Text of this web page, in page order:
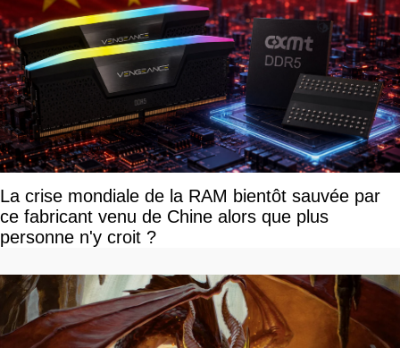
La crise mondiale de la RAM bientôt sauvée par
ce fabricant venu de Chine alors que plus
personne n'y croit ?